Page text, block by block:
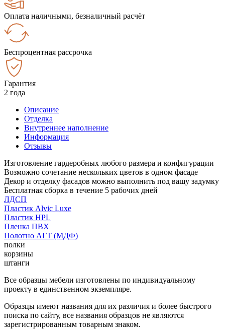
Оплата наличными, безналичный расчёт
Беспроцентная рассрочка
Гарантия
2 года
Описание
Отделка
Внутреннее наполнение
Информация
Отзывы
Изготовление гардеробных любого размера и конфигурации
Возможно сочетание нескольких цветов в одном фасаде
Декор и отделку фасадов можно выполнить под вашу задумку
Бесплатная сборка в течение 5 рабочих дней
ЛДСП
Пластик Alvic Luxe
Пластик HPL
Пленка ПВХ
Полотно АГТ (МДФ)
полки
корзины
штанги
Все образцы мебели изготовлены по индивидуальному
проекту в единственном экземпляре.
Образцы имеют названия для их различия и более быстрого
поиска по сайту, все названия образцов не являются
зарегистрированным товарным знаком.